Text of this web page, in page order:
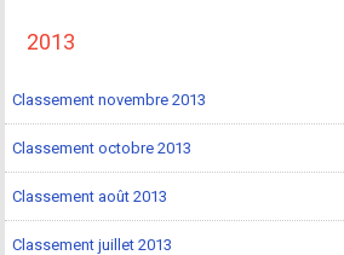
2013
Classement novembre 2013
Classement octobre 2013
Classement août 2013
Classement juillet 2013